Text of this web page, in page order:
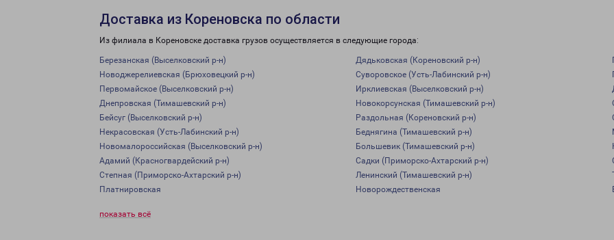
Доставка из Кореновска по области
Из филиала в Кореновске доставка грузов осуществляется в следующие города:
Березанская (Выселковский р-н) Дядьковская (Кореновский р-н)
Новоджерелиевская (Брюховецкий р-н)
Суворовское (Усть-Лабинский р-н)
Первомайское (Выселковский р-н)
Ирклиевская (Выселковский р-н)
Днепровская (Тимашевский р-н)
Новокорсунская (Тимашевский р-н)
Бейсуг (Выселковский р-н)
Раздольная (Кореновский р-н)
Некрасовская (Усть-Лабинский р-н)
Беднягина (Тимашевский р-н)
Новомалороссийская (Выселковский р-н)
Большевик (Тимашевский р-н)
Адамий (Красногвардейский р-н)
Садки (Приморско-Ахтарский р-н)
Степная (Приморско-Ахтарский р-н)
Ленинский (Тимашевский р-н)
Платнировская
Новорождественская
показать всё